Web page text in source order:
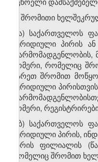
გ) შრომითი
გ.ა) საქართველოს
იურიდიული პირის
ნომერი, რომელიც
გარეთ შრომით
იურიდიული
ნომერი,
გ.ბ) საქართველოს
იურიდიული პირის,
პირის ფილიალის
რომელიც შრომით